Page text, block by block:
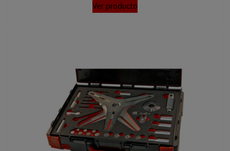
Ver producto